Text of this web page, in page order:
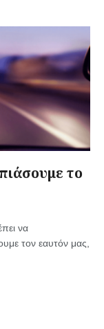
το
να
τον εαυτόν μας,